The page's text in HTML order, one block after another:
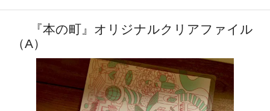
『本の町』オリジナルクリアファイル
（A）